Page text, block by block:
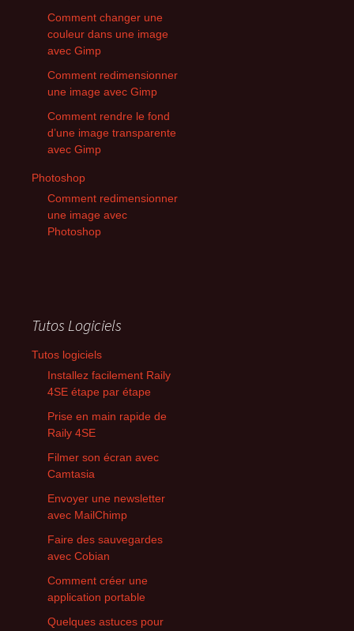
Comment changer une
couleur dans une image
avec Gimp
Comment redimensionner
une image avec Gimp
Comment rendre le fond
d’une image transparente
avec Gimp
Photoshop
Comment redimensionner
une image avec
Photoshop
Tutos Logiciels
Tutos logiciels
Installez facilement Raily
4SE étape par étape
Prise en main rapide de
Raily 4SE
Filmer son écran avec
Camtasia
Envoyer une newsletter
avec MailChimp
Faire des sauvegardes
avec Cobian
Comment créer une
application portable
Quelques astuces pour